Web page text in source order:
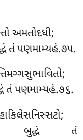
અમતોદધી;
તં પણમામ્યહં.૭૫.
તં પણમામ્યહં.૭૬.
બુદ્ધં તં